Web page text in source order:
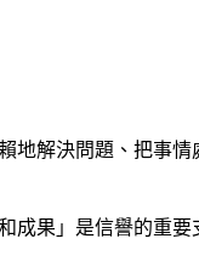
解決問題、把事
成果」是信譽的重